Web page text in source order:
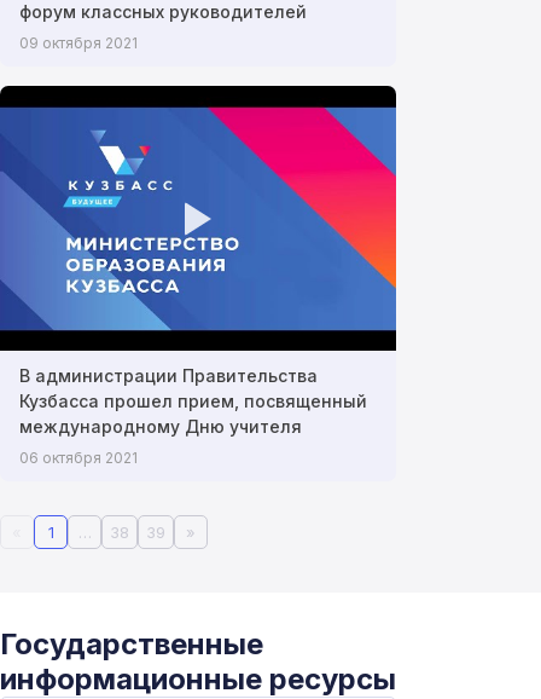
форум классных руководителей
09 октября 2021
В администрации Правительства
Кузбасса прошел прием, посвященный
международному Дню учителя
06 октября 2021
1 … 38 39 »
Государственные
информационные ресурсы